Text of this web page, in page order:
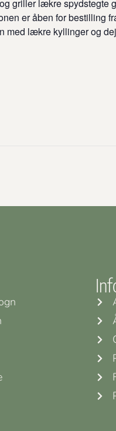
og griller lækre spydstegte
er åben for bestilling
med lækre kyllinger og